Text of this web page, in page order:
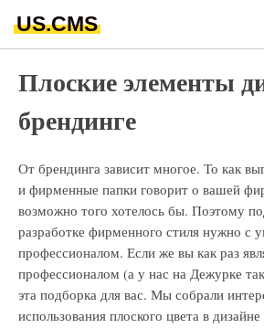
US.CMS
Плоские элементы
брендинге
От брендинга зависит многое. То как
и фирменные папки говорит о вашей
возможно того хотелось бы. Поэтому
разработке фирменного стиля нужно с
профессионалом. Если же вы как раз
профессионалом (а у нас на Дежурке
эта подборка для вас. Мы собрали
использования плоского цвета в